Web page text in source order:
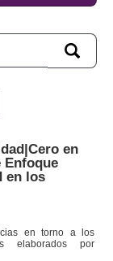
en
Enfoque
en los
en torno a los
elaborados por